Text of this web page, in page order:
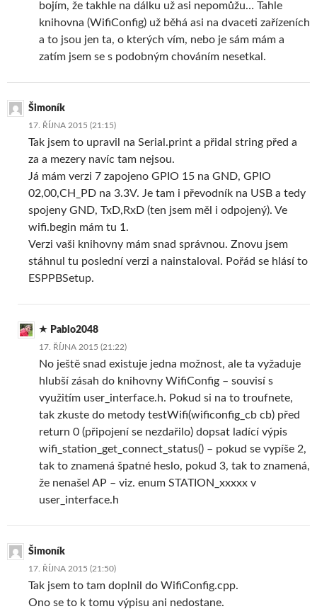
bojím, že takhle na dálku už asi nepomůžu… Tahle
knihovna (WifiConfig) už běhá asi na dvaceti zařízeních
a to jsou jen ta, o kterých vím, nebo je sám mám a
zatím jsem se s podobným chováním nesetkal.
Šimoník
17. ŘÍJNA 2015 (21:15)
Tak jsem to upravil na Serial.print a přidal string před a
za a mezery navíc tam nejsou.
Já mám verzi 7 zapojeno GPIO 15 na GND, GPIO
02,00,CH_PD na 3.3V. Je tam i převodník na USB a tedy
spojeny GND, TxD,RxD (ten jsem měl i odpojený). Ve
wifi.begin mám tu 1.
Verzi vaši knihovny mám snad správnou. Znovu jsem
stáhnul tu poslední verzi a nainstaloval. Pořád se hlásí to
ESPPBSetup.
Pablo2048
17. ŘÍJNA 2015 (21:22)
No ještě snad existuje jedna možnost, ale ta vyžaduje
hlubší zásah do knihovny WifiConfig – souvisí s
využitím user_interface.h. Pokud si na to troufnete,
tak zkuste do metody testWifi(wificonfig_cb cb) před
return 0 (připojení se nezdařilo) dopsat ladící výpis
wifi_station_get_connect_status() – pokud se vypíše 2,
tak to znamená špatné heslo, pokud 3, tak to znamená,
že nenašel AP – viz. enum STATION_xxxxx v
user_interface.h
Šimoník
17. ŘÍJNA 2015 (21:50)
Tak jsem to tam doplnil do WifiConfig.cpp.
Ono se to k tomu výpisu ani nedostane.